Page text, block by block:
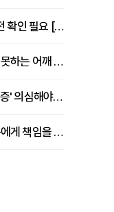
휴가철 건강검진, 금식·복용약 등 사전 확인 필요 [정도감 원장 칼럼]
"40대인데 오십견?"...3040도 안심 못하는 어깨 유착성 관절낭염
손발톱 들뜨고 벗겨진다면 '조갑박리증' 의심해야 [김철윤 원장 칼럼]
자율주행자동차 사고, 피해자는 누구에게 책임을 물을 수 있을까